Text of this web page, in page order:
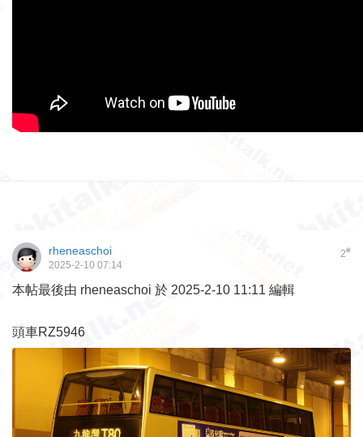
2#
rheneaschoi
2025-2-10 07:14
本帖最後由 rheneaschoi 於 2025-2-10 11:11 編輯
頭車RZ5946